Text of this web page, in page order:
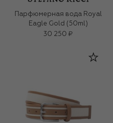
Парфюмерная вода Royal
Eagle Gold (50ml)
30 250 ₽